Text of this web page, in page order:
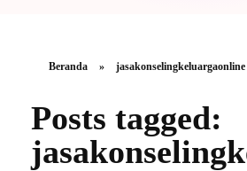
Beranda » jasakonselingkeluargaonline
Posts tagged: